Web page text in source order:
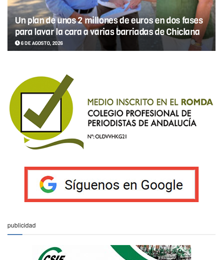
Un plan de unos 2 millones de euros en dos fases
para lavar la cara a varias barriadas de Chiclana
6 DE AGOSTO, 2026
publicidad